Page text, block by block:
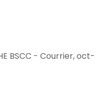
BSCC - Courrier, oct-